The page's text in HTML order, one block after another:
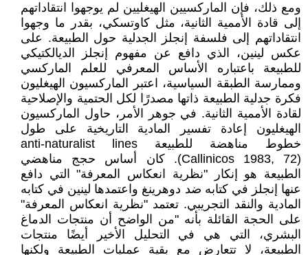
ومع ذلك، فإن الماركسيين الهيغليين لم يوجهوا انتقاداتهم
إلى قادة الأممية الثانية، مثل كاوتسكي، بقدر ما وجهوا
انتقاداتهم إلى فلسفة إنجلز الجدلية حول الطبيعة. على
عكس لينين، الذي دافع عن مفهوم إنجلز الديالكتيكي
للطبيعة باعتباره الأساس المعرفي للعلم الماركسي
وممارسة الطبقة السياسية، اعتبر الماركسيون الهيغليون
فكرة جدلية الطبيعة ذاتها مصدرًا لكل الحتمية والإصلاحية
لقادة الأممية الثانية. في جوهر الأمر، حاول الماركسيون
الهيغليون إعادة تفسير المادية التاريخية على طول
خطوط مناهضة للطبيعة anti-naturalist lines
(Callinicos 1983, 72). كان أساس حجج مناهضي
الطبيعة هو إنكار "نظرية انعكاس المعرفة" التي دافع
عنها إنجلز في كتابه ضد دوهرينغ واعتمدها لينين في كتابه
المادية والنقد التجريبي. تعتمد "نظرية انعكاس المعرفة"
على الحجة القائلة بأنه "من الواضح أن منتجات الدماغ
البشري، التي هي في التحليل الأخير أيضًا منتجات
الطبيعة، لا تتعارض مع بقية عمليات الطبيعة ولكنها